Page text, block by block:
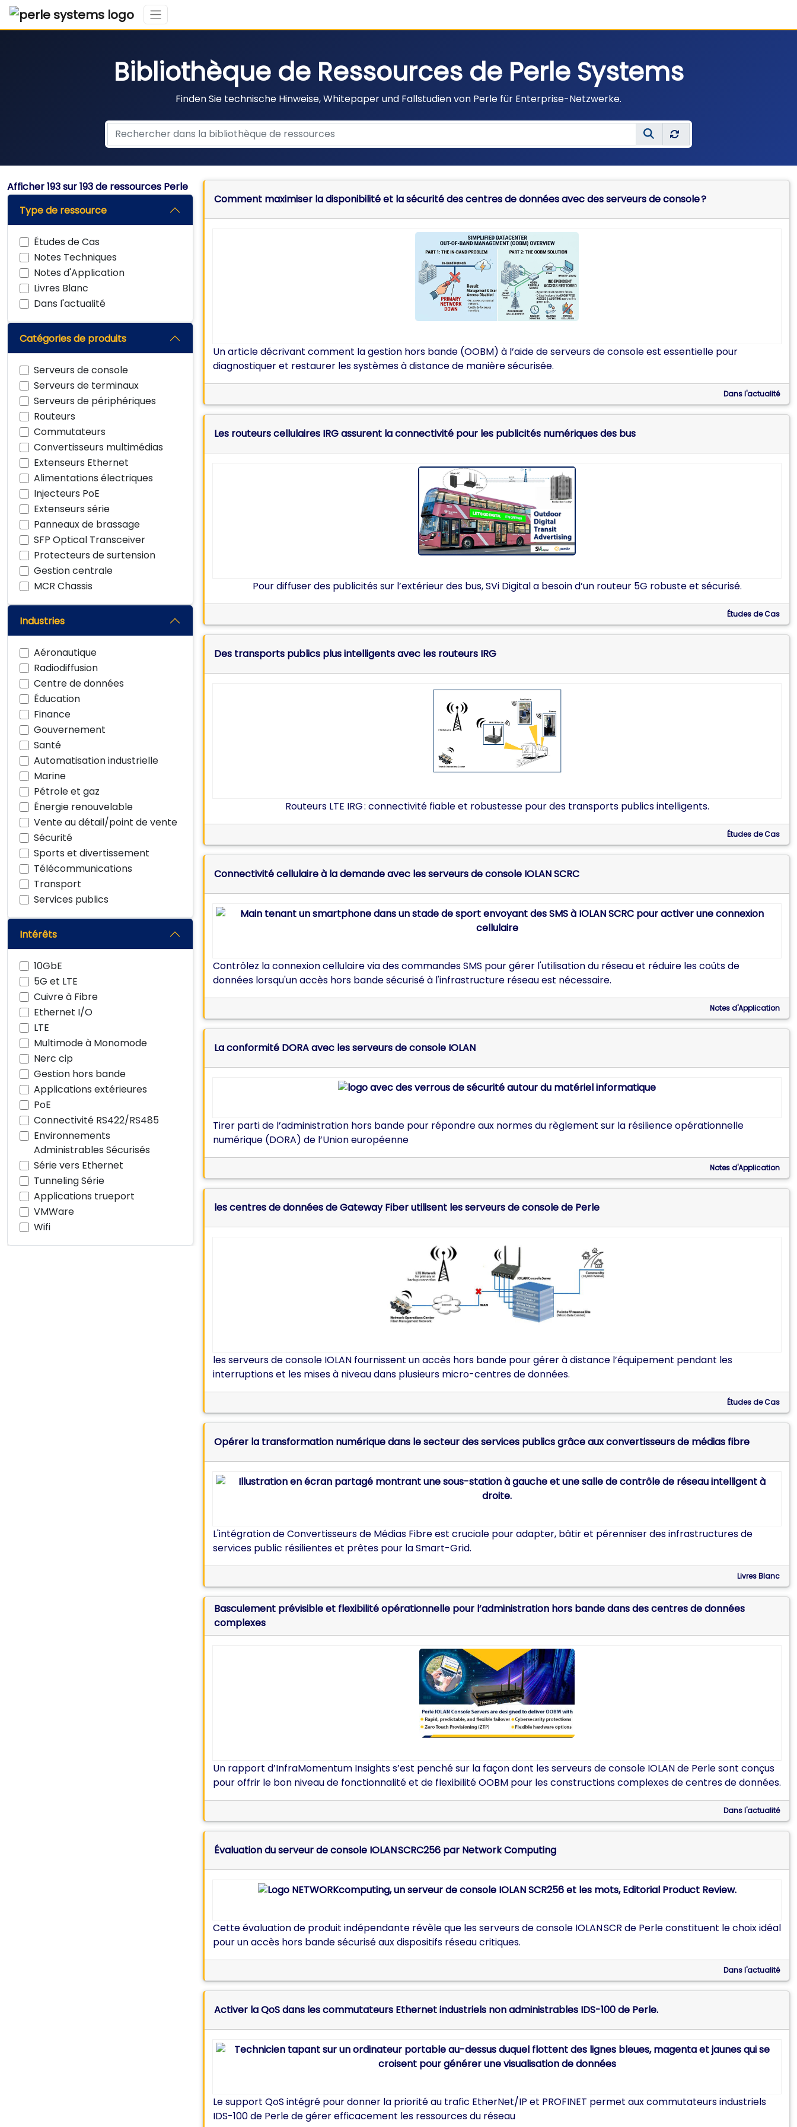
Bibliothèque de Ressources de Perle Systems
Finden Sie technische Hinweise, Whitepaper und Fallstudien von Perle für Enterprise-Netzwerke.
Afficher193sur 193 de ressources Perle
Type de ressource
Études de Cas
Notes Techniques
Notes d'Application
Livres Blanc
Dans l'actualité
Catégories de produits
Serveurs de console
Serveurs de terminaux
Serveurs de périphériques
Routeurs
Commutateurs
Convertisseurs multimédias
Extenseurs Ethernet
Alimentations électriques
Injecteurs PoE
Extenseurs série
Panneaux de brassage
SFP Optical Transceiver
Protecteurs de surtension
Gestion centrale
MCR Chassis
Industries
Aéronautique
Radiodiffusion
Centre de données
Éducation
Finance
Gouvernement
Santé
Automatisation industrielle
Marine
Pétrole et gaz
Énergie renouvelable
Vente au détail/point de vente
Sécurité
Sports et divertissement
Télécommunications
Transport
Services publics
Intérêts
10GbE
5G et LTE
Cuivre à Fibre
Ethernet I/O
LTE
Multimode à Monomode
Nerc cip
Gestion hors bande
Applications extérieures
PoE
Connectivité RS422/RS485
Environnements
Administrables Sécurisés
Série vers Ethernet
Tunneling Série
Applications trueport
VMWare
Wifi
Comment maximiser la disponibilité et la sécurité des centres de données avec des serveurs de console ?
Un article décrivant comment la gestion hors bande (OOBM) à l’aide de serveurs de console est essentielle pour
diagnostiquer et restaurer les systèmes à distance de manière sécurisée.
Dans l'actualité
Les routeurs cellulaires IRG assurent la connectivité pour les publicités numériques des bus
Pour diffuser des publicités sur l’extérieur des bus, SVi Digital a besoin d’un routeur 5G robuste et sécurisé.
Études de Cas
Des transports publics plus intelligents avec les routeurs IRG
Routeurs LTE IRG : connectivité fiable et robustesse pour des transports publics intelligents.
Études de Cas
Connectivité cellulaire à la demande avec les serveurs de console IOLAN SCRC
Contrôlez la connexion cellulaire via des commandes SMS pour gérer l'utilisation du réseau et réduire les coûts de
données lorsqu'un accès hors bande sécurisé à l'infrastructure réseau est nécessaire.
Notes d'Application
La conformité DORA avec les serveurs de console IOLAN
Tirer parti de l’administration hors bande pour répondre aux normes du règlement sur la résilience opérationnelle
numérique (DORA) de l’Union européenne
Notes d'Application
les centres de données de Gateway Fiber utilisent les serveurs de console de Perle
les serveurs de console IOLAN fournissent un accès hors bande pour gérer à distance l’équipement pendant les
interruptions et les mises à niveau dans plusieurs micro-centres de données.
Études de Cas
Opérer la transformation numérique dans le secteur des services publics grâce aux convertisseurs de médias fibre
L'intégration de Convertisseurs de Médias Fibre est cruciale pour adapter, bâtir et pérenniser des infrastructures de
services public résilientes et prêtes pour la Smart-Grid.
Livres Blanc
Basculement prévisible et flexibilité opérationnelle pour l’administration hors bande dans des centres de données
complexes
Un rapport d’InfraMomentum Insights s’est penché sur la façon dont les serveurs de console IOLAN de Perle sont conçus
pour offrir le bon niveau de fonctionnalité et de flexibilité OOBM pour les constructions complexes de centres de données.
Dans l'actualité
Évaluation du serveur de console IOLAN SCRC256 par Network Computing
Cette évaluation de produit indépendante révèle que les serveurs de console IOLAN SCR de Perle constituent le choix idéal
pour un accès hors bande sécurisé aux dispositifs réseau critiques.
Dans l'actualité
Activer la QoS dans les commutateurs Ethernet industriels non administrables IDS-100 de Perle.
Le support QoS intégré pour donner la priorité au trafic EtherNet/IP et PROFINET permet aux commutateurs industriels
IDS-100 de Perle de gérer efficacement les ressources du réseau